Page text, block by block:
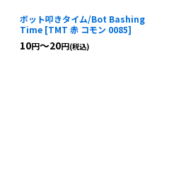
ボット叩きタイム/Bot Bashing
Time [TMT 赤 コモン 0085]
10円～20円(税込)